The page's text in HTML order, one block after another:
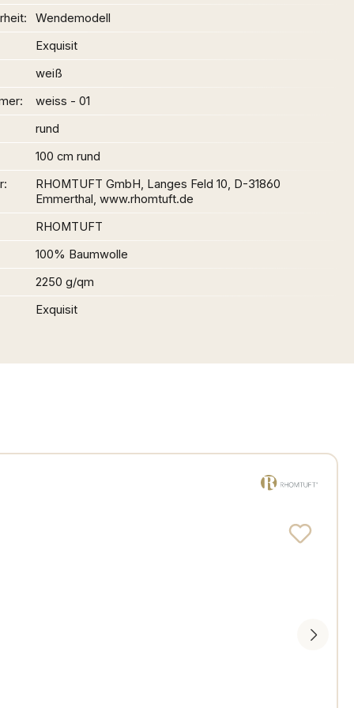
Wendemodell
Exquisit
weiß
weiss - 01
rund
100 cm rund
RHOMTUFT GmbH, Langes Feld 10, D-31860
Emmerthal, www.rhomtuft.de
RHOMTUFT
100% Baumwolle
2250 g/qm
Exquisit